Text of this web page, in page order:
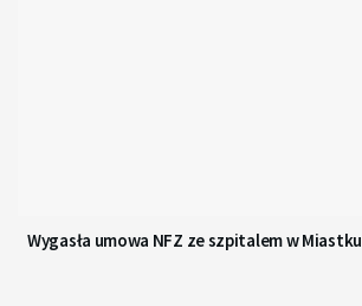
Wygasła umowa NFZ ze szpitalem w Miastku